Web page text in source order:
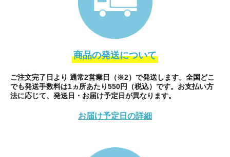
商品の発送について
ご注文完了日より 通常2営業日（※2）で発送します。 全国どこ
でも発送手数料は1ヵ所あたり550円（税込）です。 お支払い方
法に応じて、発送日・お届け予定日が異なります。
お届け予定日の詳細